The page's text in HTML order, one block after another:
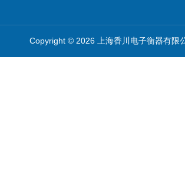
Copyright © 2026 上海香川电子衡器有限